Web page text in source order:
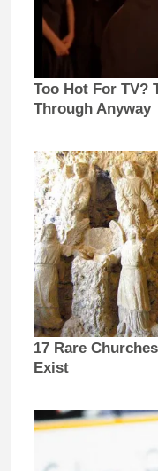
Too Hot For TV?
Through Anyway
17 Rare
Exist